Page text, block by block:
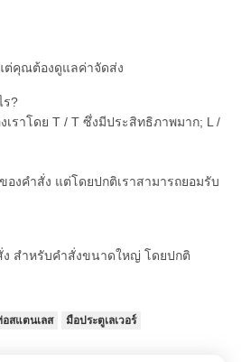
ต่คุณต้องดูแลค่าจัดส่ง
ร?
เราโดย T / T ซึ่งมีประสิทธิภาพมาก; L /
องคําสั่ง แต่โดยปกติเราสามารถยอมรับ
สําหรับคําสั่งขนาดใหญ่ โดยปกติ
สแตนเลส มือประตูเลเวอร์